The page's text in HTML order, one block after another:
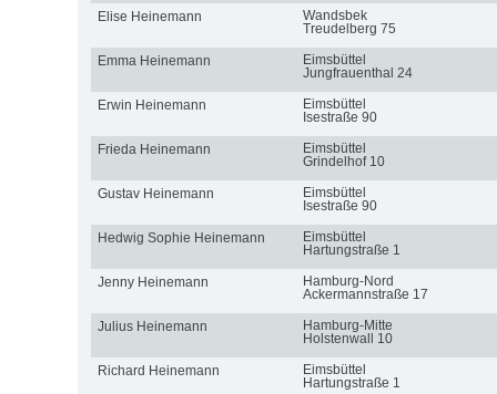
Elise Heinemann
Wandsbek
Treudelberg 75
Emma Heinemann
Eimsbüttel
Jungfrauenthal 24
Erwin Heinemann
Eimsbüttel
Isestraße 90
Frieda Heinemann
Eimsbüttel
Grindelhof 10
Gustav Heinemann
Eimsbüttel
Isestraße 90
Hedwig Sophie Heinemann
Eimsbüttel
Hartungstraße 1
Jenny Heinemann
Hamburg-Nord
Ackermannstraße 17
Julius Heinemann
Hamburg-Mitte
Holstenwall 10
Richard Heinemann
Eimsbüttel
Hartungstraße 1